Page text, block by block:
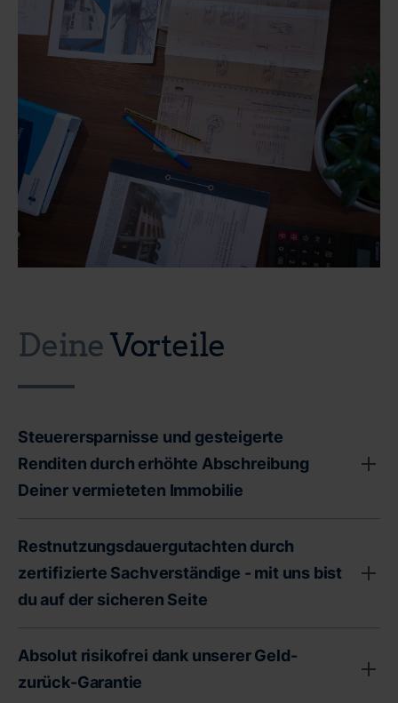
DeineVorteile
Steuerersparnisse und gesteigerte
Renditen durch erhöhte Abschreibung
Deiner vermieteten Immobilie
erhebliches Investitionspotenzial, das von vielen
Vermietern nicht voll ausgeschöpft wird. Denn ein
Großteil aller vermieteten Immobilien in Deutschland
wird standardmäßig über einen Zeitraum von 50 Jahren
abgeschrieben. Doch es gibt eine Möglichkeit, diesen
Prozess zu optimieren und Deine Erträge zu steigern:
Restnutzungsdauergutachten durch
zertifizierte Sachverständige - mit uns bist
du auf der sicheren Seite
älter als 30 Jahre sind, weisen in der Praxis eine
deutlich kürzere Nutzungsdauer als die gesetzlich
Absolut risikofrei dank unserer Geld-
zurück-Garantie